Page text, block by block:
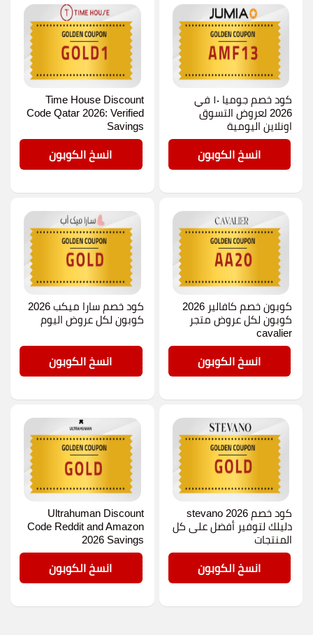
كود خصم جوميا ١٠ في
2026 لعروض التسوق
اونلاين اليومية
AMF13
انسخ الكوبون
Time House Discount
Code Qatar 2026: Verified
Savings
GOLD1
انسخ الكوبون
كوبون خصم كافالير 2026
كوبون لكل عروض متجر
cavalier
AA20انسخ الكوبون
كود خصم سارا ميكب 2026
كوبون لكل عروض اليوم
GOLDانسخ الكوبون
كود خصم stevano 2026
دليلك لتوفير أفضل على كل
المنتجات
GOLDانسخ الكوبون
Ultrahuman Discount
Code Reddit and Amazon
2026 Savings
GOLDانسخ الكوبون